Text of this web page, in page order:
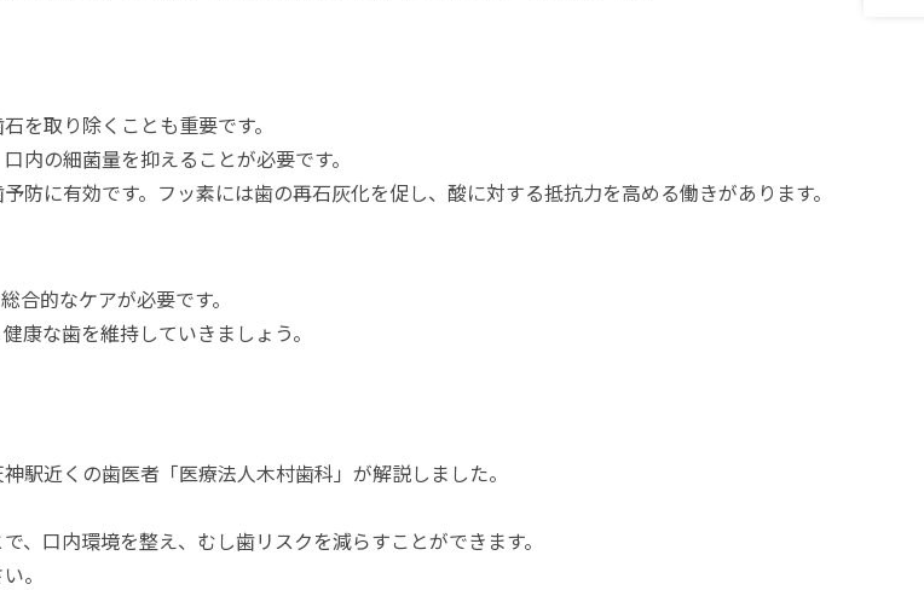
を取り除くことも重要です。
内の細菌量を抑えることが必要です。
に有効です。フッ素には歯の再石灰化を促し、酸に対する抵抗力を高める働きがあります。
合的なケアが必要です。
康な歯を維持していきましょう。
駅近くの歯医者「医療法人木村歯科」が解説しました。
口内環境を整え、むし歯リスクを減らすことができます。
。